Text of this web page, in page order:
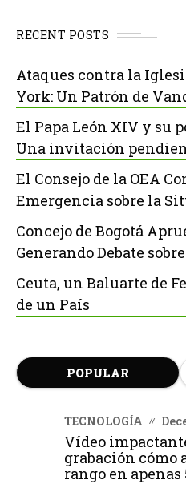
RECENT POSTS
Ataques contra la
York: Un Patrón de
El Papa León XIV y su
Una invitación
El Consejo de la OEA
Emergencia sobre la
Concejo de Bogotá
Generando Debate
Ceuta, un Baluarte de
de un País
POPULAR
TECNOLOGÍA
Vídeo
grabación cómo
rango en